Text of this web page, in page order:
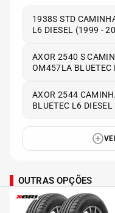
1938S STD
L6 DIESEL (1999 -
AXOR 2540 S
OM457LA
AXOR 2544
BLUETEC L6
OUTRAS OPÇÕES